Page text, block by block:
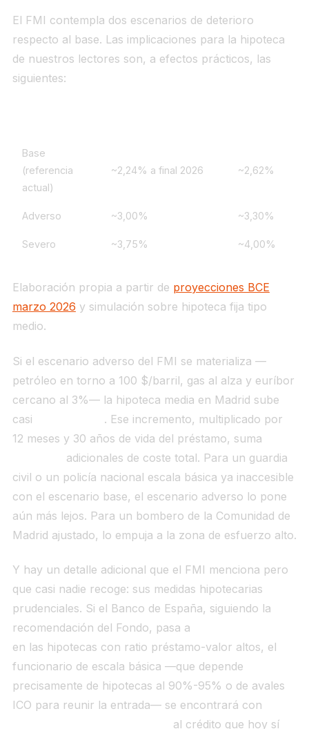
El FMI contempla dos escenarios de deterioro
respecto al base. Las implicaciones para la hipoteca
de nuestros lectores son, a efectos prácticos, las
siguientes:
Base
(referencia
actual)
~2,24% a final 2026 ~2,62%
Adverso ~3,00% ~3,30%
Severo ~3,75% ~4,00%
Elaboración propia a partir de proyecciones BCE
marzo 2026 y simulación sobre hipoteca fija tipo
medio.
Si el escenario adverso del FMI se materializa —
petróleo en torno a 100 $/barril, gas al alza y euríbor
cercano al 3%— la hipoteca media en Madrid sube
casi
. Ese incremento, multiplicado por
12 meses y 30 años de vida del préstamo, suma
adicionales de coste total. Para un guardia
civil o un policía nacional escala básica ya inaccesible
con el escenario base, el escenario adverso lo pone
aún más lejos. Para un bombero de la Comunidad de
Madrid ajustado, lo empuja a la zona de esfuerzo alto.
Y hay un detalle adicional que el FMI menciona pero
que casi nadie recoge: sus medidas hipotecarias
prudenciales. Si el Banco de España, siguiendo la
recomendación del Fondo, pasa a
en las hipotecas con ratio préstamo-valor altos, el
funcionario de escala básica —que depende
precisamente de hipotecas al 90%-95% o de avales
ICO para reunir la entrada— se encontrará con
al crédito que hoy sí